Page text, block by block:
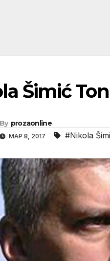
Šimić
By prozaonline
МАР 8, 2017 #Nikola